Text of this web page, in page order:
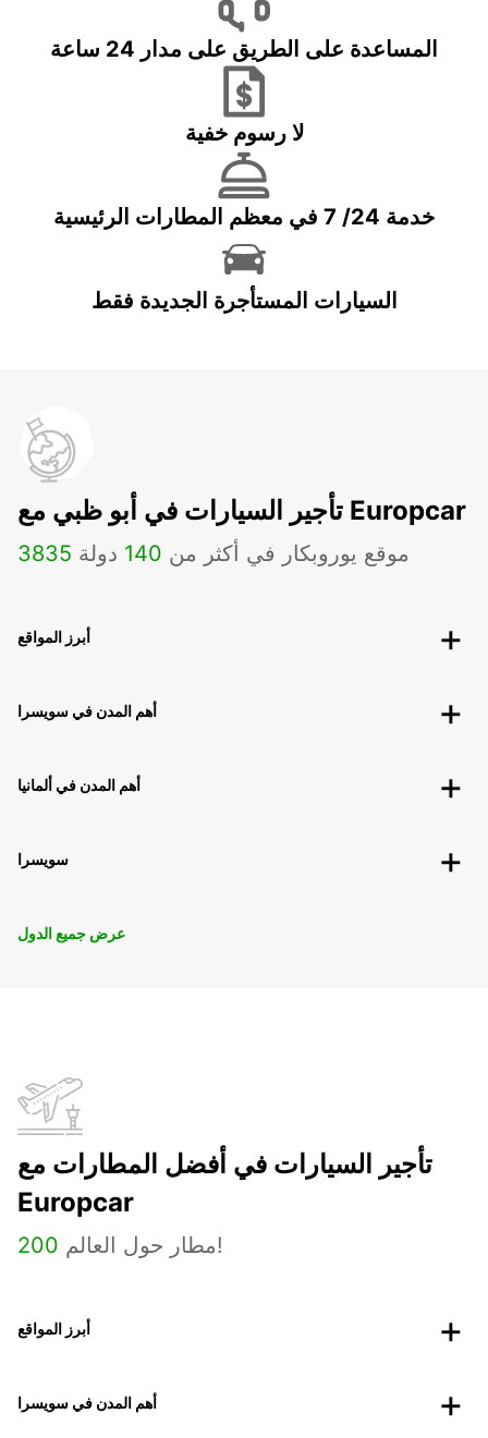
المساعدة على الطريق على مدار 24 ساعة
لا رسوم خفية
خدمة 24/ 7 في معظم المطارات الرئيسية
السيارات المستأجرة الجديدة فقط
تأجير السيارات في أبو ظبي مع Europcar
3835 موقع يوروبكار في أكثر من 140 دولة
أبرز المواقع
أهم المدن في سويسرا
أهم المدن في ألمانيا
سويسرا
عرض جميع الدول
تأجير السيارات في أفضل المطارات مع
Europcar
200 مطار حول العالم!
أبرز المواقع
أهم المدن في سويسرا